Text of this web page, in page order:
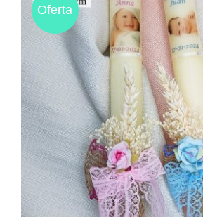
Oferta